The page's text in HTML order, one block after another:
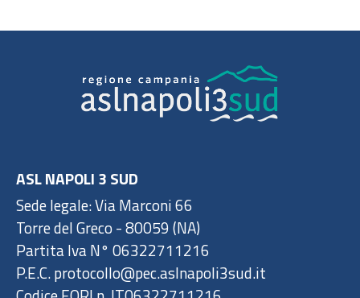
ASL NAPOLI 3 SUD
Sede legale: Via Marconi 66
Torre del Greco - 80059 (NA)
Partita Iva N° 06322711216
P.E.C. protocollo@pec.aslnapoli3sud.it